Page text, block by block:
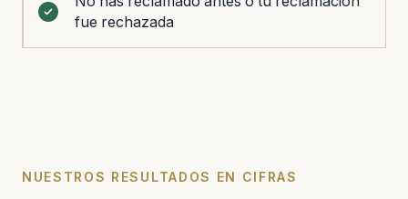
fue rechazada
NUESTROS RESULTADOS EN CIFRAS